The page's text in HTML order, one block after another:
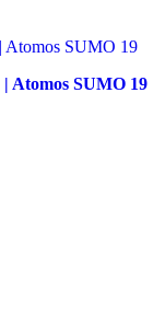
Atomos SUMO 19